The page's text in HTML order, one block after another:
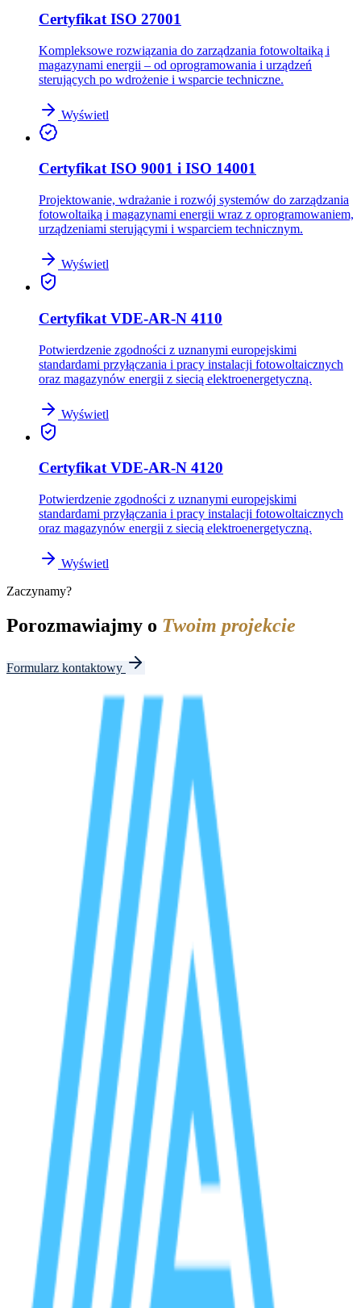
Certyfikat ISO 27001
Kompleksowe rozwiązania do zarządzania fotowoltaiką i
magazynami energii – od oprogramowania i urządzeń
sterujących po wdrożenie i wsparcie techniczne.
Wyświetl
Certyfikat ISO 9001 i ISO 14001
Projektowanie, wdrażanie i rozwój systemów do zarządzania
fotowoltaiką i magazynami energii wraz z oprogramowaniem,
urządzeniami sterującymi i wsparciem technicznym.
Wyświetl
Certyfikat VDE-AR-N 4110
Potwierdzenie zgodności z uznanymi europejskimi
standardami przyłączania i pracy instalacji fotowoltaicznych
oraz magazynów energii z siecią elektroenergetyczną.
Wyświetl
Certyfikat VDE-AR-N 4120
Potwierdzenie zgodności z uznanymi europejskimi
standardami przyłączania i pracy instalacji fotowoltaicznych
oraz magazynów energii z siecią elektroenergetyczną.
Wyświetl
Zaczynamy?
Porozmawiajmy o Twoim projekcie
Formularz kontaktowy